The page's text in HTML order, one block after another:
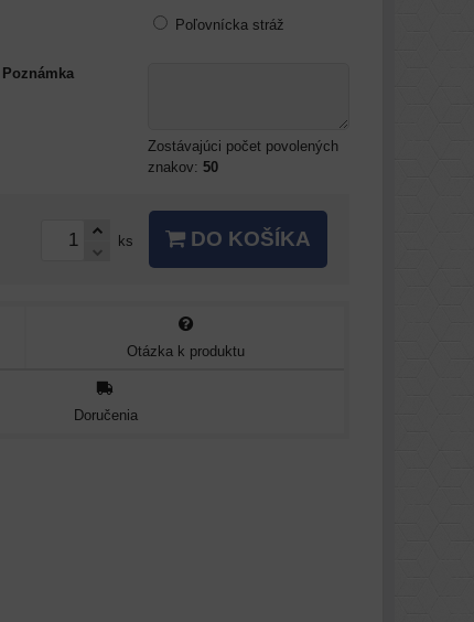
Poľovnícka stráž
Poznámka
Zostávajúci počet povolených
znakov: 50
ks DO KOŠÍKA
Otázka k produktu
Doručenia